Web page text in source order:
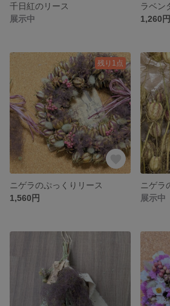
千日紅のリース
展示中
1,260円
残り1点
ニゲラのぷっくりリース
1,560円
展示中